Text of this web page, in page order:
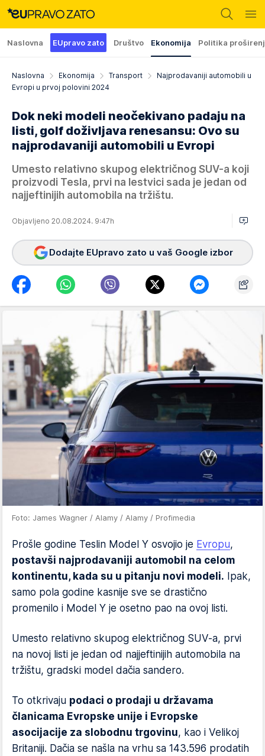
Naslovna EUpravo zato Društvo Ekonomija Politika
Naslovna Ekonomija Transport
Najprodavaniji automobili u
Evropi u prvoj polovini 2024
Dok neki modeli neočekivano padaju na
listi, golf doživljava renesansu: Ovo su
najprodavaniji automobili u Evropi
Umesto relativno skupog električnog SUV-a koji
proizvodi Tesla, prvi na lestvici sada je jedan od
najjeftinijih automobila na tržištu.
Objavljeno 20.08.2024. 9:47h
Dodajte EUpravo zato u vaš Google izbor
Foto: James Wagner / Alamy / Alamy / Profimedia
Prošle godine Teslin Model Y osvojio je Evropu,
postavši najprodavaniji automobil na celom
kontinentu, kada su u pitanju novi modeli. Ipak,
samo pola godine kasnije sve se drastično
promenilo i Model Y je osetno pao na ovoj listi.
Umesto relativno skupog električnog SUV-a, prvi
na novoj listi je jedan od najjeftinijih automobila na
tržištu, gradski model dačia sandero.
To otkrivaju podaci o prodaji u državama
članicama Evropske unije i Evropske
asocijacije za slobodnu trgovinu, kao i Velikoj
Britaniji. Dačia se našla na vrhu sa 143.596 prodatih